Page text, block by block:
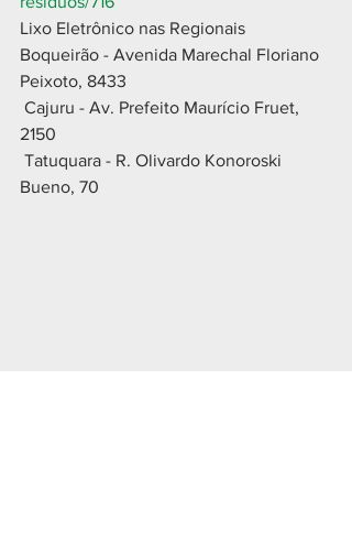
Lixo Eletrônico nas Regionais
Boqueirão - Avenida Marechal Floriano
Peixoto, 8433
2150
Bueno, 70